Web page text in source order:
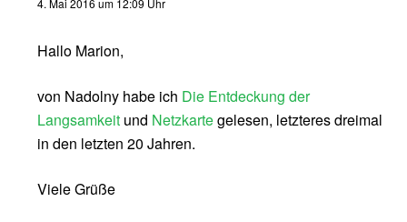
Hallo Marion,
von Nadolny habe ich Die Entdeckung der
Langsamkeit und Netzkartegelesen, letzteres dreimal
in den letzten 20 Jahren.
Viele Grüße